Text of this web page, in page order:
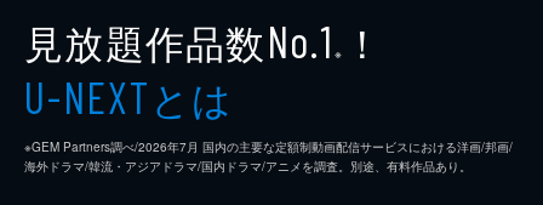
見放題作品数No.1 ※ ！
U-NEXTとは
※GEM Partners調べ/2026年7⽉ 国内の主要な定額制動画配信サービスにおける洋画/邦画/
海外ドラマ/韓流・アジアドラマ/国内ドラマ/アニメを調査。別途、有料作品あり。